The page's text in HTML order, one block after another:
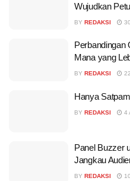
Wujudkan
BY REDAKSI
Perbandingan
Mana yang
BY REDAKSI
Hanya
BY REDAKSI 4
Panel Buzzer
Jangkau
BY REDAKSI